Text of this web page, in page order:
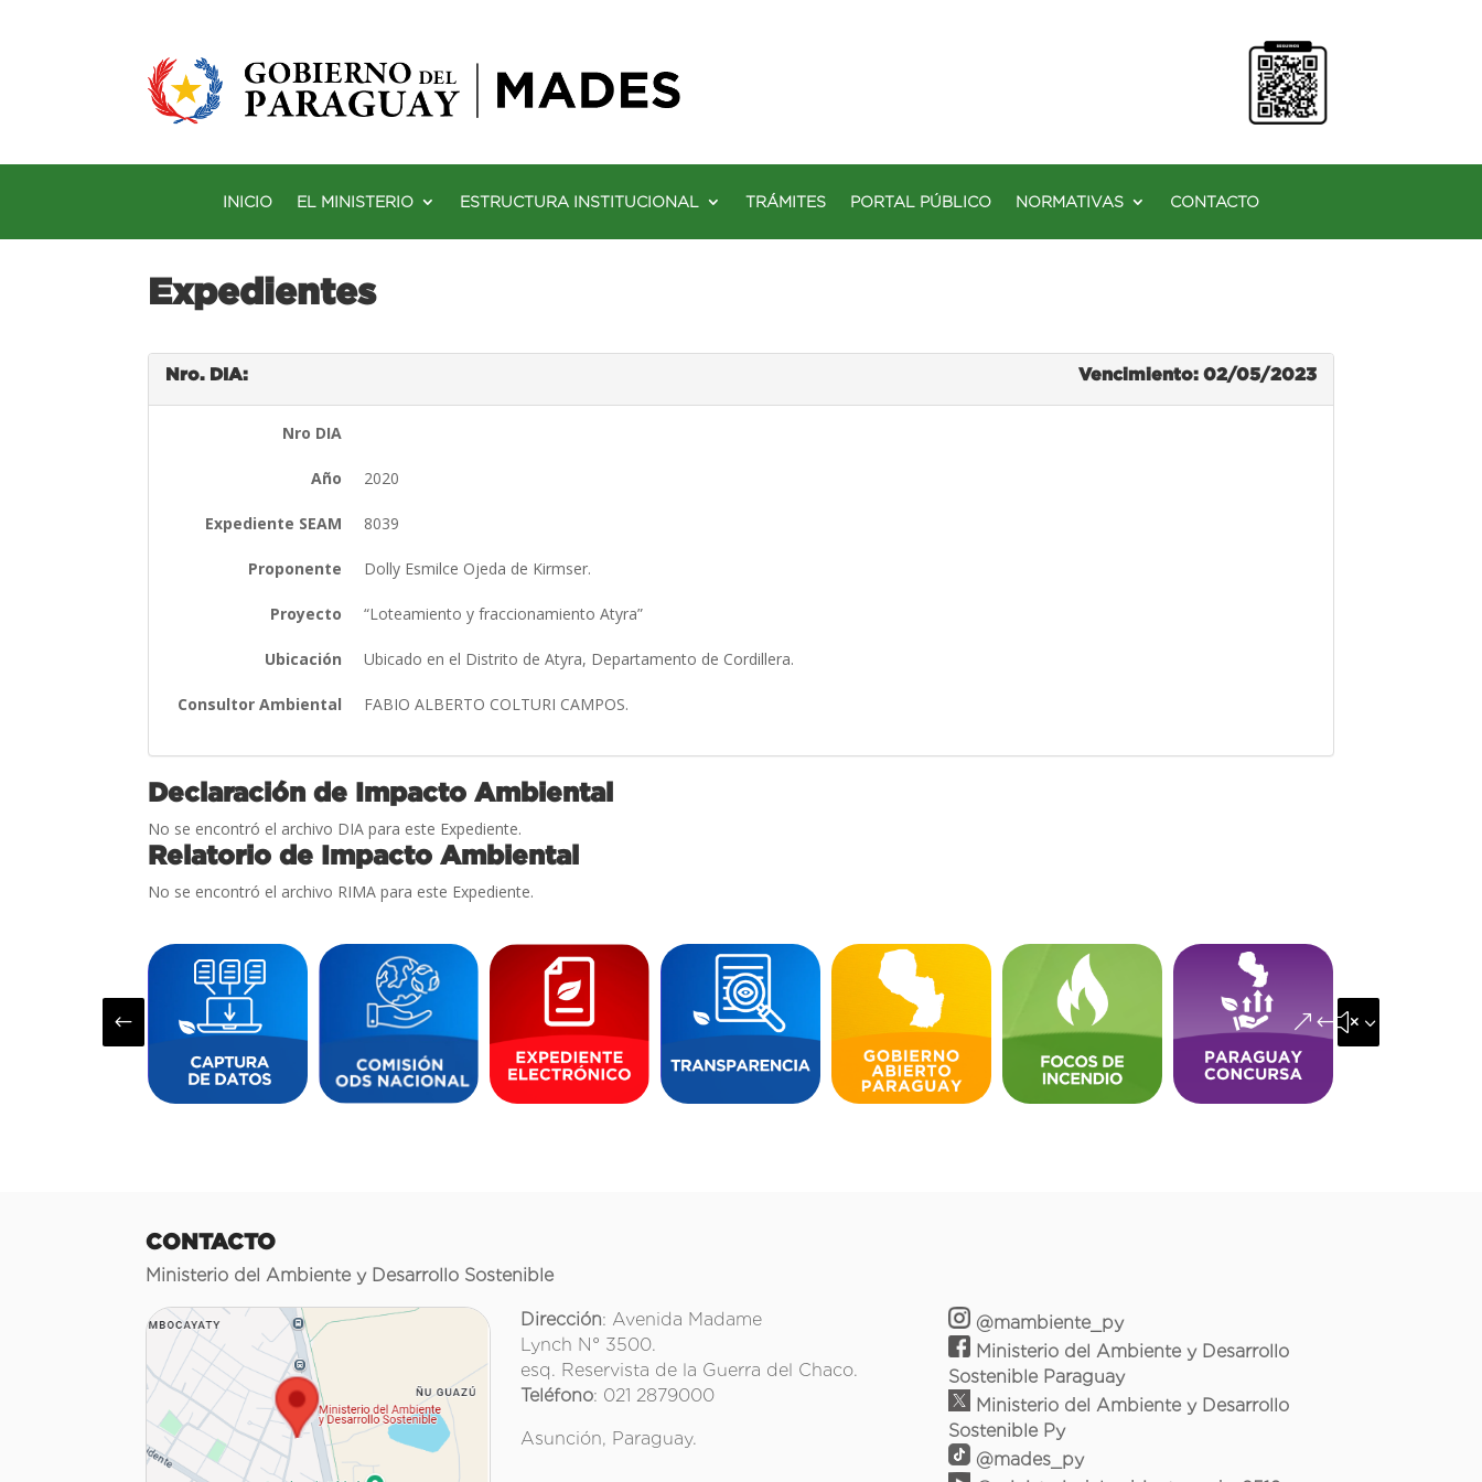
INICIO EL MINISTERIO ESTRUCTURA INSTITUCIONAL TRÁMITES PORTAL PÚBLICO NORMATIVAS CONTACTO
Expedientes
Nro. DIA: Vencimiento: 02/05/2023
Nro DIA
Año 2020
Expediente SEAM 8039
Proponente Dolly Esmilce Ojeda de Kirmser.
Proyecto “Loteamiento y fraccionamiento Atyra”
Ubicación Ubicado en el Distrito de Atyra, Departamento de Cordillera.
Consultor Ambiental FABIO ALBERTO COLTURI CAMPOS.
Declaración de Impacto Ambiental
No se encontró el archivo DIA para este Expediente.
Relatorio de Impacto Ambiental
No se encontró el archivo RIMA para este Expediente.
# &#x35;
CONTACTO
Ministerio del Ambiente y Desarrollo Sostenible
Dirección: Avenida Madame
Lynch N° 3500.
esq. Reservista de la Guerra del Chaco.
Teléfono: 021 2879000
Asunción, Paraguay.
@mambiente_py
Ministerio del Ambiente y Desarrollo
Sostenible Paraguay
Ministerio del Ambiente y Desarrollo
Sostenible Py
@mades_py